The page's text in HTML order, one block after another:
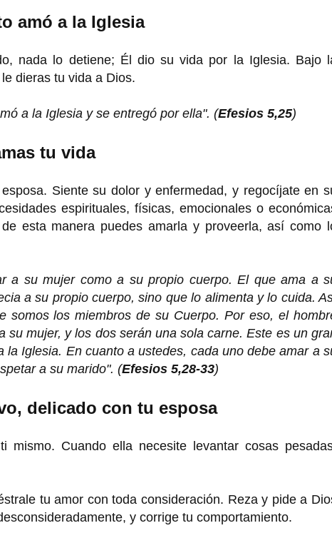
amó a la Iglesia
nada lo detiene; Él dio su vida por la Iglesia. Bajo
dieras tu vida a Dios.
a la Iglesia y se entregó por ella". (Efesios 5,25)
tu vida
Siente su dolor y enfermedad, y regocíjate en
espirituales, físicas, emocionales o
esta manera puedes amarla y proveerla, así como
a su mujer como a su propio cuerpo. El que ama a
a su propio cuerpo, sino que lo alimenta y lo cuida.
somos los miembros de su Cuerpo. Por eso, el
su mujer, y los dos serán una sola carne. Este es un
Iglesia. En cuanto a ustedes, cada uno debe amar a
a su marido". (Efesios 5,28-33)
delicado con tu esposa
mismo. Cuando ella necesite levantar cosas
tu amor con toda consideración. Reza y pide a
y corrige tu comportamiento.